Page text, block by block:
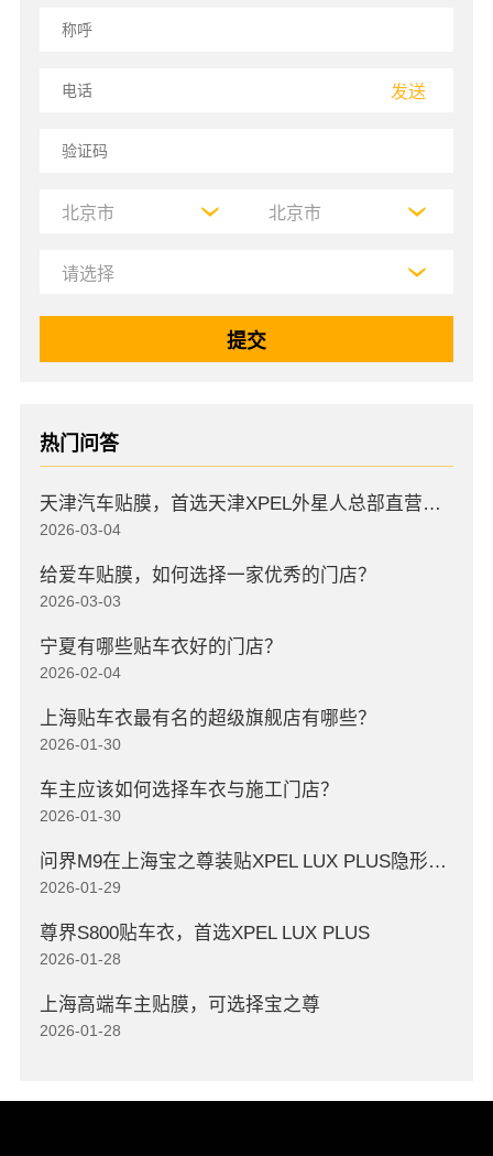
发送
热门问答
天津汽车贴膜，首选天津XPEL外星人总部直营店，高口碑店
2026-03-04
给爱车贴膜，如何选择一家优秀的门店？
2026-03-03
宁夏有哪些贴车衣好的门店？
2026-02-04
上海贴车衣最有名的超级旗舰店有哪些？
2026-01-30
车主应该如何选择车衣与施工门店？
2026-01-30
问界M9在上海宝之尊装贴XPEL LUX PLUS隐形车衣
2026-01-29
尊界S800贴车衣，首选XPEL LUX PLUS
2026-01-28
上海高端车主贴膜，可选择宝之尊
2026-01-28